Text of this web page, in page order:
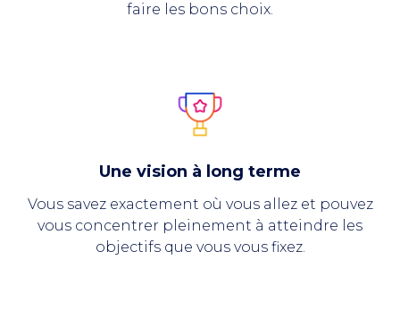
faire les bons choix.
Une vision à long terme
Vous savez exactement où vous allez et pouvez
vous concentrer pleinement à atteindre les
objectifs que vous vous fixez.